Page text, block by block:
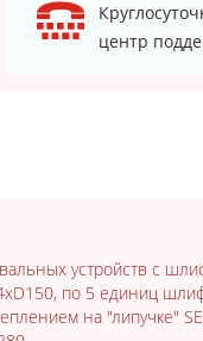
центр
устройств с
по 5 единиц
на "липучке"